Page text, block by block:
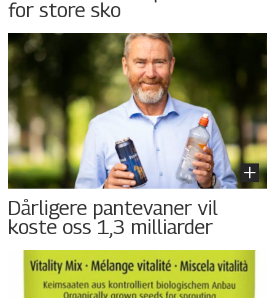
for store sko
Dårligere pantevaner vil
koste oss 1,3 milliarder